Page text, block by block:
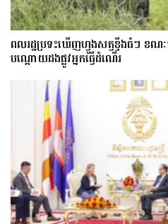
ពលរដ្ឋប្រទះឃេីញហ្វូងសត្វខ្ទីងធំៗ ខណ
បណ្តោយ​ដងផ្លូវអ្នកធ្វើដំណើរ